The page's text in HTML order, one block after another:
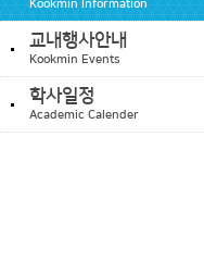
Kookmin Information
교내행사안내
Kookmin Events
학사일정
Academic Calender